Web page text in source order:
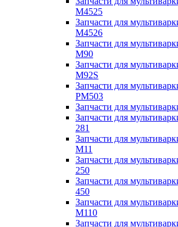
M4525
Запчасти для
M4526
Запчасти для
M90
Запчасти для
M92S
Запчасти для
PM503
Запчасти для
Запчасти для
281
Запчасти для
M11
Запчасти для
250
Запчасти для
450
Запчасти для
M110
Запчасти для